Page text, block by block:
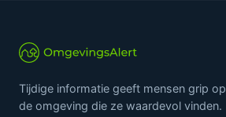
Tijdige informatie geeft mensen grip op
de omgeving die ze waardevol vinden.